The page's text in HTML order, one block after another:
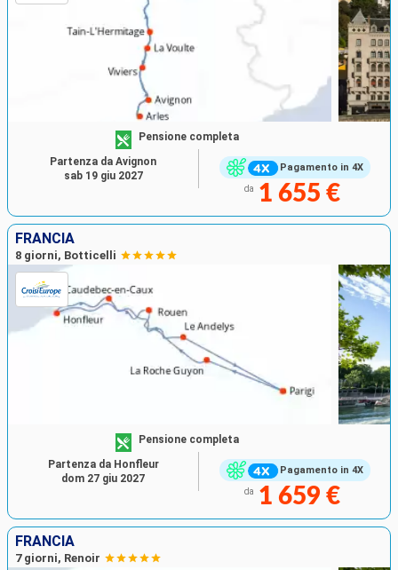
Pagamento in 4X
Pensione completa
da 1 655 €
Partenza da Avignon
sab 19 giu 2027
FRANCIA
8 giorni, Botticelli
Pagamento in 4X
Pensione completa
da 1 659 €
Partenza da Honfleur
dom 27 giu 2027
FRANCIA
7 giorni, Renoir